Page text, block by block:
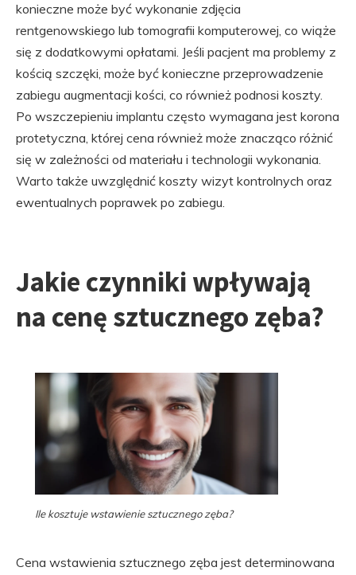
konieczne może być wykonanie zdjęcia
rentgenowskiego lub tomografii komputerowej, co wiąże
się z dodatkowymi opłatami. Jeśli pacjent ma problemy z
kością szczęki, może być konieczne przeprowadzenie
zabiegu augmentacji kości, co również podnosi koszty.
Po wszczepieniu implantu często wymagana jest korona
protetyczna, której cena również może znacząco różnić
się w zależności od materiału i technologii wykonania.
Warto także uwzględnić koszty wizyt kontrolnych oraz
ewentualnych poprawek po zabiegu.
Jakie czynniki wpływają
na cenę sztucznego zęba?
Ile kosztuje wstawienie sztucznego zęba?
Cena wstawienia sztucznego zęba jest determinowana